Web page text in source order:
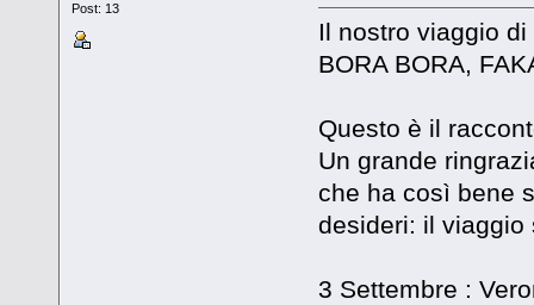
Post: 13
Il nostro viaggio
BORA BORA,
Questo è il
Un grande
che ha così bene
desideri: il viaggio
3 Settembre :